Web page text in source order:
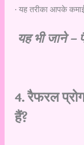
· यह तरीका आपके
यह भी जाने –
4. रैफरल
हैं?